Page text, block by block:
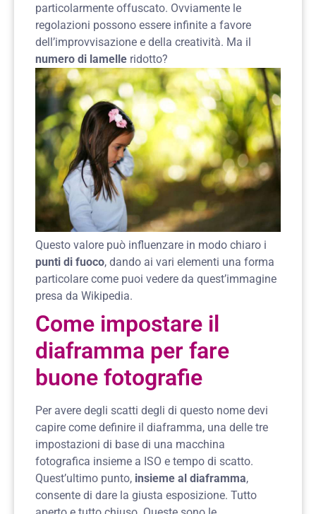
particolarmente offuscato. Ovviamente le
regolazioni possono essere infinite a favore
dell’improvvisazione e della creatività. Ma il
numero di lamelle ridotto?
Questo valore può influenzare in modo chiaro i
punti di fuoco, dando ai vari elementi una forma
particolare come puoi vedere da quest’immagine
presa da Wikipedia.
Come impostare il
diaframma per fare
buone fotografie
Per avere degli scatti degli di questo nome devi
capire come definire il diaframma, una delle tre
impostazioni di base di una macchina
fotografica insieme a ISO e tempo di scatto.
Quest’ultimo punto, insieme al diaframma,
consente di dare la giusta esposizione. Tutto